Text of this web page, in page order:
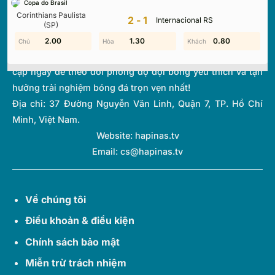
Copa do Brasil
Corinthians Paulista
(SP)
2-1 Internacional RS
0.30 1.90 1.50
2.00 1.30 0.80
thi đấu và bảng xếp hạng từ hơn 1.000 giải đấu toàn cầu.
Với giao diện tối ưu và tốc độ cập nhật thời gian thực
(Livescore) siêu tốc, chúng tôi giúp bạn không bỏ lỡ bất kỳ
cập ngay để theo dõi phong độ đội bóng yêu thích và tận
hưởng trải nghiệm bóng đá trọn vẹn nhất!
Địa chỉ: 37 Đường Nguyễn Văn Linh, Quận 7, TP. Hồ Chí
Minh, Việt Nam.
Website: hapinas.tv
Email: cs@hapinas.tv
Về chúng tôi
Điều khoản & điều kiện
Chính sách bảo mật
Miễn trừ trách nhiệm